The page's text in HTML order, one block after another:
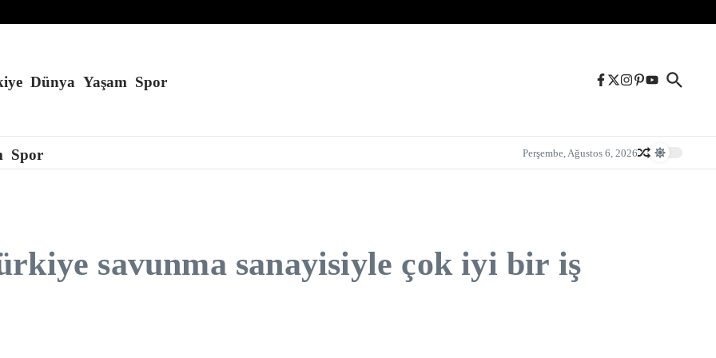
Dünya Yaşam Spor
Spor Perşembe, Ağustos 6, 2026
savunma sanayisiyle çok iyi bir iş